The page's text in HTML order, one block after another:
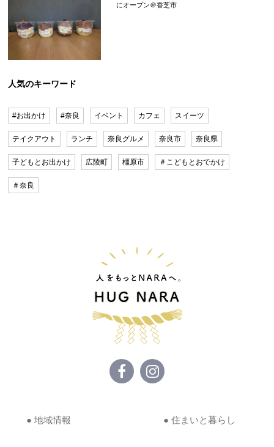
にオープン＠香芝市
人気のキーワード
#お出かけ #奈良 イベント カフェ スイーツ
テイクアウト ランチ 奈良グルメ 奈良市 奈良県
子どもとお出かけ 広陵町 橿原市 ＃こどもとおでかけ
＃奈良
● 地域情報 ● 住まいと暮らし